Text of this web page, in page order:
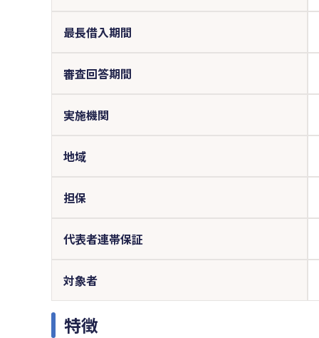
最長借入期間
審査回答期間
実施機関
地域
担保
代表者連帯保証
対象者
特徴